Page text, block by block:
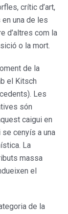
crític d’art,
una de les
d’altres com la
o la mort.
de la
el Kitsch
Les
són
caigui en
cenyís a una
La
massa
el
de la